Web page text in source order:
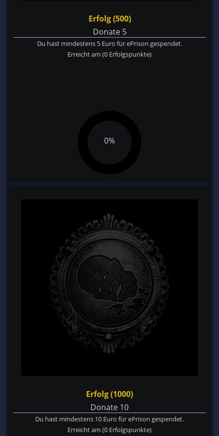
Erfolg (500)
Donate 5
Du hast mindestens 5 Euro für ePrison gespendet.
Erreicht am (0 Erfolgspunkte)
0%
Erfolg (1000)
Donate 10
Du hast mindestens 10 Euro für ePrison gespendet.
Erreicht am (0 Erfolgspunkte)